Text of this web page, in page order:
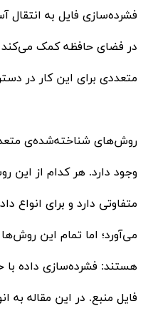
فشرده‌سازی فایل به
در فضای حافظه کمک
متعددی برای این کار در
روش‌های شناخته‌شده‌ی
وجود دارد. هر کدام از این
متفاوتی دارد و برای انواع
می‌آورد؛ اما تمام این
هستند: فشرده‌سازی داده با
فایل منبع. در این مقاله به